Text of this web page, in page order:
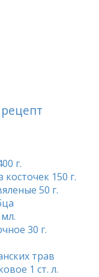
г.
150 г.
50 г.
30 г.
трав
1 ст. л.